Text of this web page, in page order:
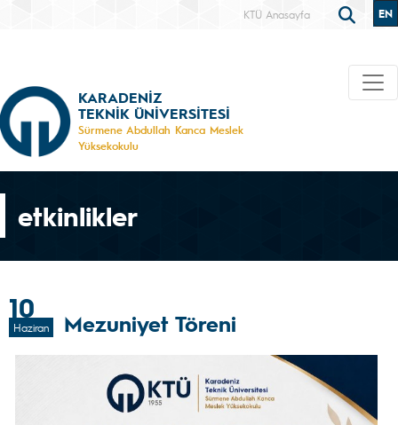
KTÜ Anasayfa EN
KARADENİZ
TEKNİK ÜNİVERSİTESİ
Sürmene Abdullah Kanca Meslek
Yüksekokulu
etkinlikler
10
Haziran Mezuniyet Töreni